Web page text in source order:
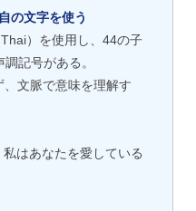
の文字を使う
）を使用し、44の子
調記号がある。
文脈で意味を理解す
はあなたを愛している